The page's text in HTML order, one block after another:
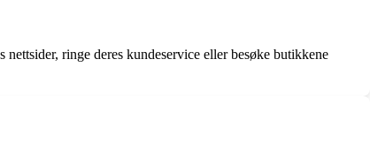
ringe deres kundeservice eller besøke butikkene